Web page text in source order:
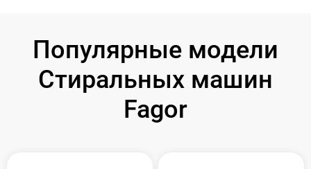
Популярные модели
Стиральных машин
Fagor